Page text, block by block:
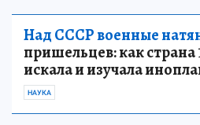
Над СССР военные
пришельцев: как страна
искала и изучала
НАУКА